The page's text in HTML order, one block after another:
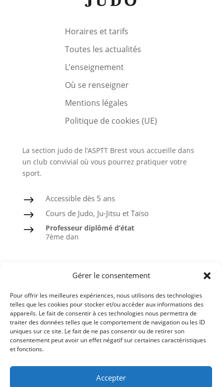
Gérer le consentement
Pour offrir les meilleures expériences, nous utilisons des technologies
telles que les cookies pour stocker et/ou accéder aux informations des
appareils. Le fait de consentir à ces technologies nous permettra de
traiter des données telles que le comportement de navigation ou les ID
uniques sur ce site. Le fait de ne pas consentir ou de retirer son
consentement peut avoir un effet négatif sur certaines caractéristiques
et fonctions.
Accepter
Horaires et tarifs
Toutes les actualités
L’enseignement
Où se renseigner
Mentions légales
Politique de cookies (UE)
La section judo de l’ASPTT Brest vous accueille dans
un club convivial où vous pourrez pratiquer votre
sport.
$ Accessible dès 5 ans
$ Cours de Judo, Ju-Jitsu et Taïso
$
Professeur diplômé d’état
7ème dan
Taïso ou Gymnastique douce
Ceintures noires formées à l’ASPTT
Comité du Finistère de Judo